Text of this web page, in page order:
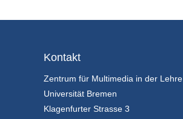
Kontakt
Zentrum für Multimedia in der Lehre
Universität Bremen
Klagenfurter Strasse 3